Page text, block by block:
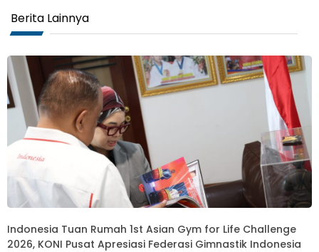
Berita Lainnya
Indonesia Tuan Rumah 1st Asian Gym for Life Challenge
2026, KONI Pusat Apresiasi Federasi Gimnastik Indonesia